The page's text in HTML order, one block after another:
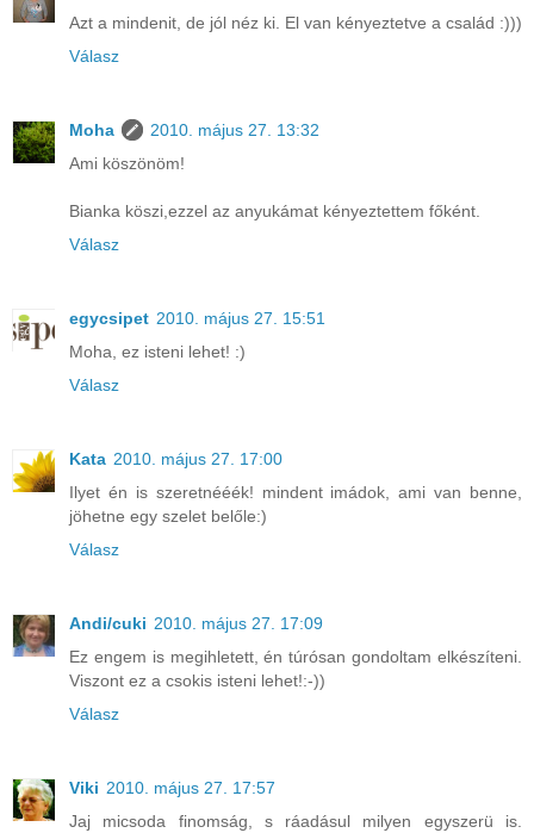
Azt a mindenit, de jól néz ki. El van kényeztetve a család :)))
Válasz
Moha
2010. május 27. 13:32
Ami köszönöm!
Bianka köszi,ezzel az anyukámat kényeztettem főként.
Válasz
egycsipet 2010. május 27. 15:51
Moha, ez isteni lehet! :)
Válasz
Kata 2010. május 27. 17:00
Ilyet én is szeretnééék! mindent imádok, ami van benne,
jöhetne egy szelet belőle:)
Válasz
Andi/cuki 2010. május 27. 17:09
Ez engem is megihletett, én túrósan gondoltam elkészíteni.
Viszont ez a csokis isteni lehet!:-))
Válasz
Viki 2010. május 27. 17:57
Jaj micsoda finomság, s ráadásul milyen egyszerü is.